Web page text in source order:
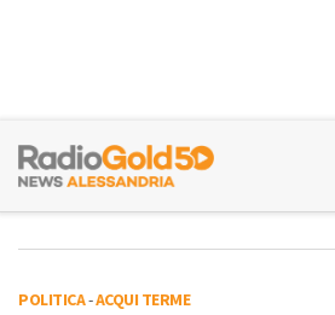
POLITICA-ACQUI TERME